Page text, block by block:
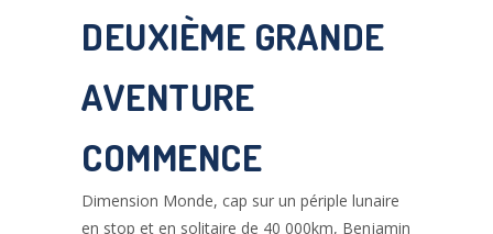
DEUXIÈME GRANDE
AVENTURE
COMMENCE
Dimension Monde, cap sur un périple lunaire
en stop et en solitaire de 40 000km, Benjamin